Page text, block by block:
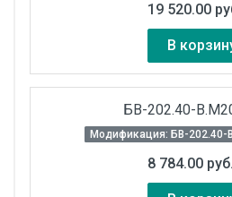
19 520.00
В
БВ-202.40-
Модификация: БВ-202.40-
8 784.00 руб.